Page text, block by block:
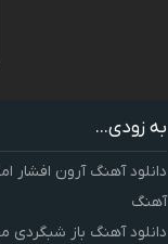
به زودی...
دانلود آهنگ آرون
آهنگ
دانلود آهنگ باز